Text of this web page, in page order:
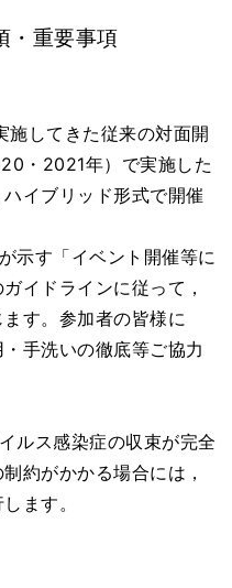
・重要事項
してきた従来の対面開
・2021年）で実施した
イブリッド形式で開催
示す「イベント開催等に
イドラインに従って，
す。参加者の皆様に
手洗いの徹底等ご協力
ルス感染症の収束が完全
約がかかる場合には，
ます。